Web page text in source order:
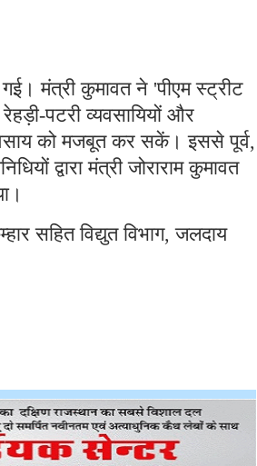
मंत्री कुमावत ने 'पीएम स्ट्रीट
पटरी व्यवसायियों और
को मजबूत कर सकें। इससे पूर्व,
द्वारा मंत्री जोराराम कुमावत
सहित विद्युत विभाग, जलदाय